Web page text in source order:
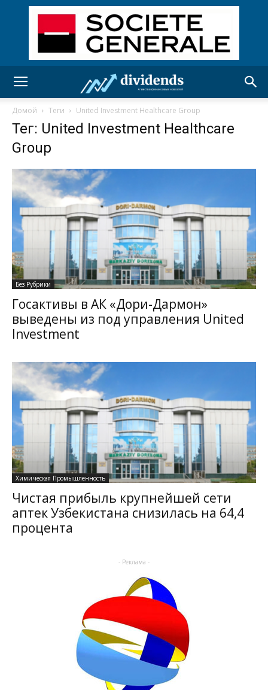
Домой Теги United Investment Healthcare Group
Тег: United Investment Healthcare
Group
Без Рубрики
Госактивы в АК «Дори-Дармон»
выведены из под управления United
Investment
Химическая Промышленность
Чистая прибыль крупнейшей сети
аптек Узбекистана снизилась на 64,4
процента
- Реклама -